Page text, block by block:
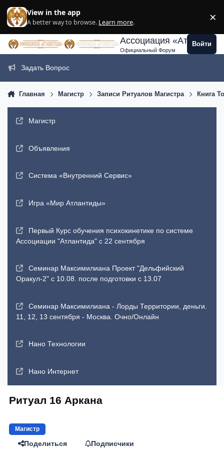
View in the app
A better way to browse. Learn more. ×
Ассоциация
Официальный Форум
Войти
Задать Вопрос
Главная Магистр Записи Ритуалов Магистра Книга
Магистр
Объявления
Система «Внутренний Сервис»
Игра «Мир Атлантиды»
Первый Курс обучения психокинетике по системе
Ассоциации "Атлантида" с 22 сентября
Семинар Максимилиана Проект "Дельфийский
Оракул-2" с 10.08. после подготовки с 13.07
Семинар Максимилиана - Лорды Территории, деньги.
11, 12, 13 сентября - Москва. Очно/Онлайн
Нано Технологии
Нано Интернет
Ритуал 16 Аркана
Магистр
Поделиться
Подписчики